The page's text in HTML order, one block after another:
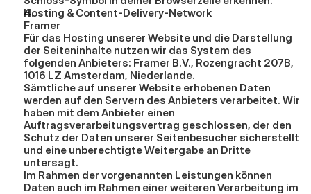
Hosting & Content-Delivery-Network
Framer
Für das Hosting unserer Website und die Darstellung
der Seiteninhalte nutzen wir das System des
folgenden Anbieters: Framer B.V., Rozengracht 207B,
1016 LZ Amsterdam, Niederlande.
Sämtliche auf unserer Website erhobenen Daten
werden auf den Servern des Anbieters verarbeitet. Wir
haben mit dem Anbieter einen
Auftragsverarbeitungsvertrag geschlossen, der den
Schutz der Daten unserer Seitenbesucher sicherstellt
und eine unberechtigte Weitergabe an Dritte
untersagt.
Im Rahmen der vorgenannten Leistungen können
Daten auch im Rahmen einer weiteren Verarbeitung im